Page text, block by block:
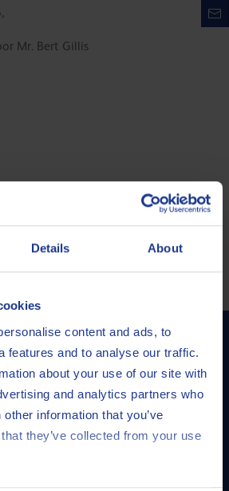
Details About
content and ads, to
features and to analyse our traffic.
about your use of our site with
and analytics partners who
information that you’ve
they’ve collected from your use
Mr. Bert Gillis
en vettenleverancier bij uitstek. Dankzij
en state-of-the-art mengfabrieken, bieden
de klant, die beantwoorden aan de noden